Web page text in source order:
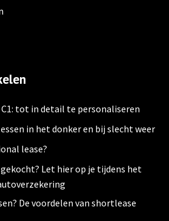
tot in detail te personaliseren
in het donker en bij slecht weer
lease?
Let hier op je tijdens het
De voordelen van shortlease